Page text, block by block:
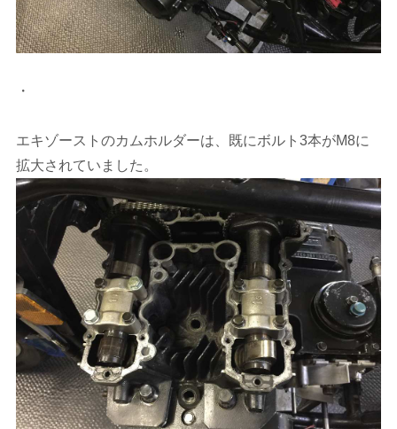
・
エキゾーストのカムホルダーは、既にボルト3本がM8に
拡大されていました。